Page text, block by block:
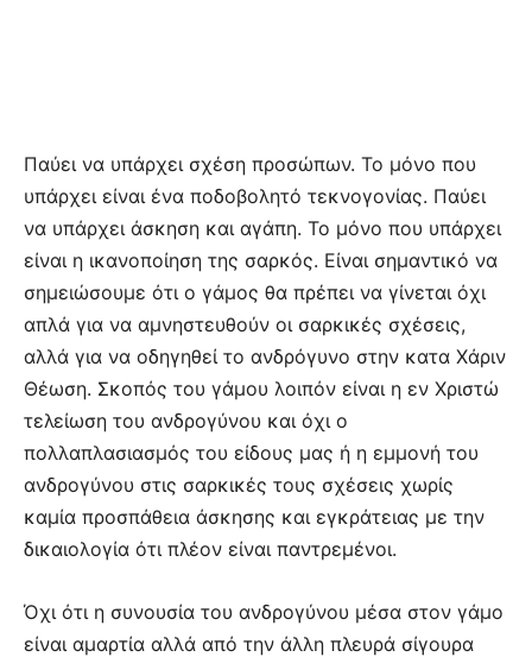
Παύει να υπάρχει σχέση προσώπων. Το μόνο που
υπάρχει είναι ένα ποδοβολητό τεκνογονίας. Παύει
να υπάρχει άσκηση και αγάπη. Το μόνο που υπάρχει
είναι η ικανοποίηση της σαρκός. Είναι σημαντικό να
σημειώσουμε ότι ο γάμος θα πρέπει να γίνεται όχι
απλά για να αμνηστευθούν οι σαρκικές σχέσεις,
αλλά για να οδηγηθεί το ανδρόγυνο στην κατα Χάριν
Θέωση. Σκοπός του γάμου λοιπόν είναι η εν Χριστώ
τελείωση του ανδρογύνου και όχι ο
πολλαπλασιασμός του είδους μας ή η εμμονή του
ανδρογύνου στις σαρκικές τους σχέσεις χωρίς
καμία προσπάθεια άσκησης και εγκράτειας με την
δικαιολογία ότι πλέον είναι παντρεμένοι.
Όχι ότι η συνουσία του ανδρογύνου μέσα στον γάμο
είναι αμαρτία αλλά από την άλλη πλευρά σίγουρα